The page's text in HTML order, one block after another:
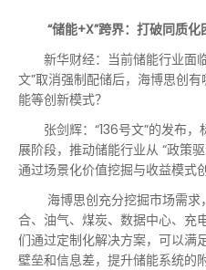
“储能+X”跨界：打破同质化
新华财经：当前储能行业面临
文”取消强制配储后，海博思创
能等创新模式？
张剑辉：“136号文”的发布，
展阶段，推动储能行业从 “政策
通过场景化价值挖掘与收益模式
海博思创充分挖掘市场需求
合、油气、煤炭、数据中心、充
们通过定制化解决方案，可以满
壁垒和信息差，提升储能系统的